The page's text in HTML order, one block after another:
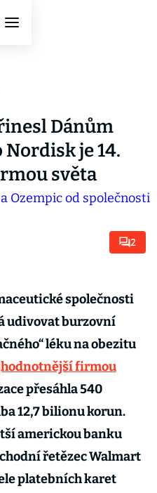
Dánům
je 14.
světa
2
společnosti
udivovat burzovní
léku na obezitu
firmou
přesáhla 540
12,7 bilionu korun.
americkou banku
řetězec Walmart
platebních karet